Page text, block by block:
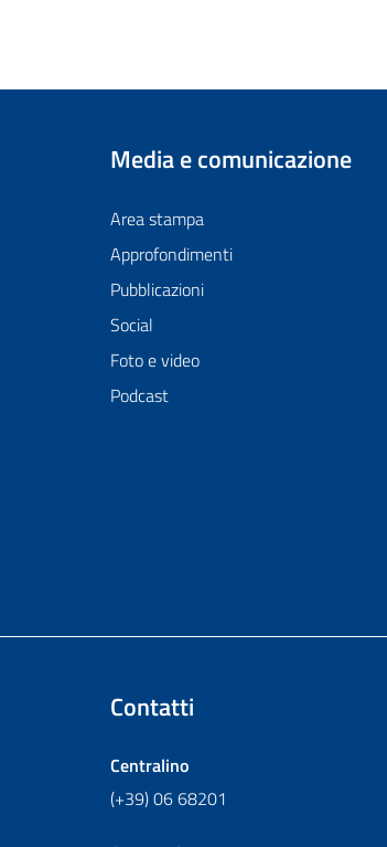
Media e comunicazione
Area stampa
Approfondimenti
Pubblicazioni
Social
Foto e video
Podcast
Contatti
Centralino
(+39) 06 68201